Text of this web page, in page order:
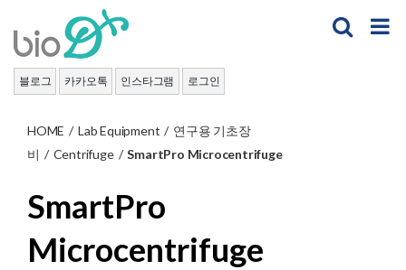
content
블로그 카카오톡 인스타그램 로그인
HOME / Lab Equipment / 연구용 기초장
비 / Centrifuge / SmartPro Microcentrifuge
SmartPro
Microcentrifuge